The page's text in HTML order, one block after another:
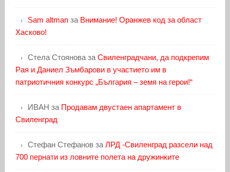
Sam altmanза Внимание! Оранжев код за област
Хасково!
Стела Стояноваза Свиленградчани, да подкрепим
Рая и Даниел Зъмбарови в участието им в
патриотичния конкурс „България – земя на герои!“
ИВАН за Продавам двустаен апартамент в
Свиленград
Стефан Стефановза ЛРД -Свиленград разсели над
700 пернати из ловните полета на дружинките